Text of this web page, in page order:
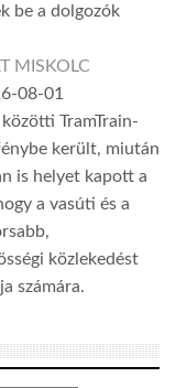
be a dolgozók
MISKOLC
08-01
TramTrain-
került, miután
is helyet kapott a
a vasúti és a
közlekedést
számára.